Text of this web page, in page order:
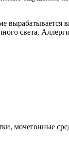
света.
мочегонные